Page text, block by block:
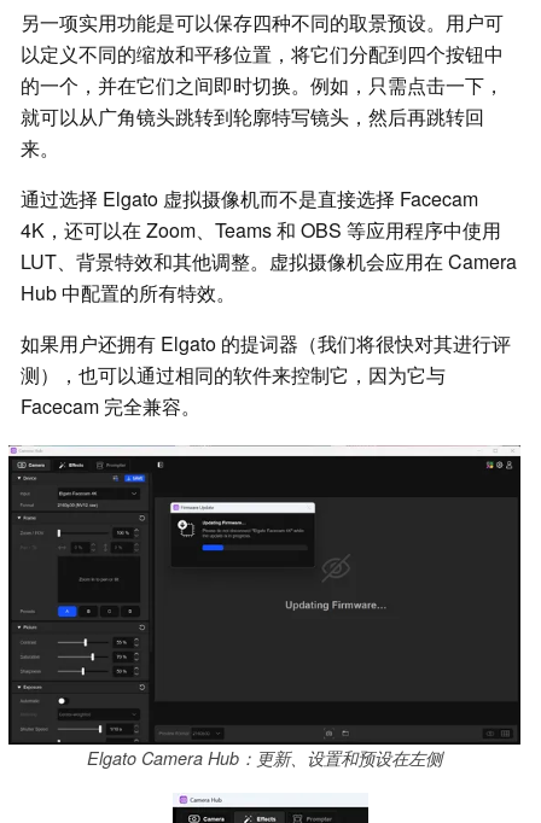
另一项实用功能是可以保存四种不同的取景预设。用户可
以定义不同的缩放和平移位置，将它们分配到四个按钮中
的一个，并在它们之间即时切换。例如，只需点击一下，
就可以从广角镜头跳转到轮廓特写镜头，然后再跳转回
来。
通过选择 Elgato 虚拟摄像机而不是直接选择 Facecam
4K，还可以在 Zoom、Teams 和 OBS 等应用程序中使用
LUT、背景特效和其他调整。虚拟摄像机会应用在 Camera
Hub 中配置的所有特效。
如果用户还拥有 Elgato 的提词器（我们将很快对其进行评
测），也可以通过相同的软件来控制它，因为它与
Facecam 完全兼容。
Elgato Camera Hub：更新、设置和预设在左侧